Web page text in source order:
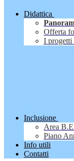
Didattica
Offerta
I progetti
Inclusione
Area
Piano
Info utili
Contatti